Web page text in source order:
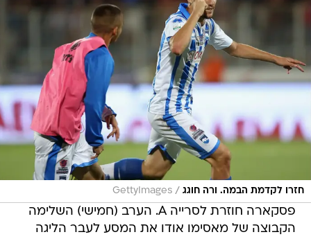
חזרו לקדמת הבמה. ורה חוגג /
GettyImages
פסקארה חוזרת לסרייה A. הערב (חמישי) השלימה
הקבוצה של מאסימו אודו את המסע לעבר הליגה